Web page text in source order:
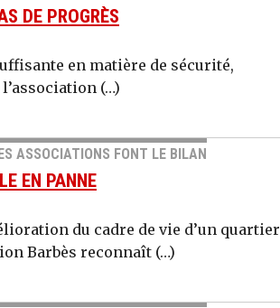
DE PROGRÈS
en matière de sécurité,
(…)
ASSOCIATIONS FONT LE BILAN
EN PANNE
du cadre de vie d’un quartier
Barbès reconnaît (…)